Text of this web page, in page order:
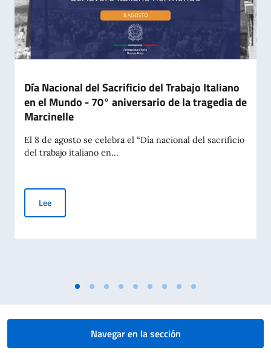
Día Nacional del Sacrificio del Trabajo Italiano
en el Mundo - 70° aniversario de la tragedia de
Marcinelle
El 8 de agosto se celebra el “Día nacional del sacrificio
del trabajo italiano en...
LeeDía Nacional del Sacrificio del Trabajo Italiano en el Mundo
Navegar en la sección